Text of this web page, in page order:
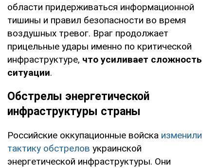
области придерживаться информационной
тишины и правил безопасности во время
воздушных тревог. Враг продолжает
прицельные удары именно по критической
инфраструктуре, что усиливает сложность
ситуации.
Обстрелы энергетической
инфраструктуры страны
Российские оккупационные войска изменили
тактику обстрелов украинской
энергетической инфраструктуры. Они